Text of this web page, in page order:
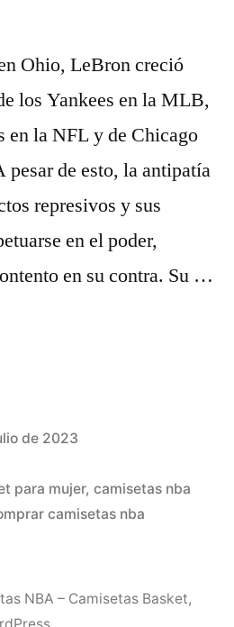
Ohio, LeBron creció
los Yankees en la MLB,
en la NFL y de Chicago
de esto, la antipatía
represivos y sus
en el poder,
en su contra. Su …
de 2023
para mujer, camisetas nba
camisetas nba
NBA – Camisetas Basket,